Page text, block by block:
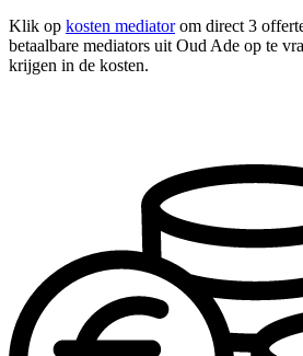
Klik op kosten mediatorom direct 3
betaalbare mediators uit Oud Ade op te
krijgen in de kosten.